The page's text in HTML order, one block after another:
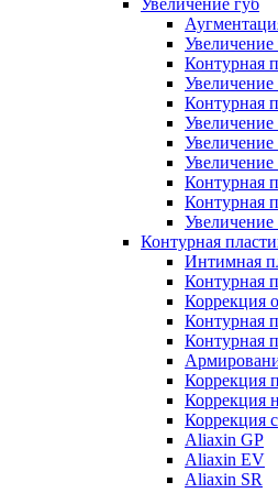
Увеличение губ
Увеличение
Контурная
Контурная
Увеличение
Контурная
Контурная
Увеличение
Контурная
Интимная
Контурная
Коррекция
Контурная
Контурная
Коррекция
Коррекция
Коррекция
Aliaxin GP
Aliaxin EV
Aliaxin SR